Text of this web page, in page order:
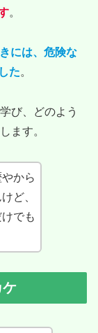
。
には、危険な
た。
び、どのよう
ます。
から
ど、
でも
ケ